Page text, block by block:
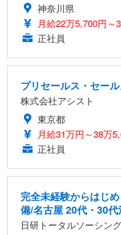
神奈川県
月給22万5,700円～
正社員
プリセールス・セー
株式会社アシスト
東京都
月給31万円～38万
正社員
完全未経験からはじ
備/名古屋 20代・30代
日研トータルソーシン